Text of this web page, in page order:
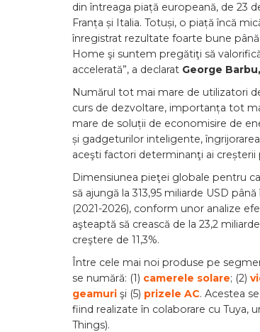
din întreaga piață europeană, de 23
Franța și Italia. Totuși, o piață încă
înregistrat rezultate foarte bune
Home şi suntem pregătiţi să
accelerată”, a declarat George
Numărul tot mai mare de utilizatori
curs de dezvoltare, importanța tot
mare de soluții de economisire de
și gadgeturilor inteligente,
aceşti factori determinanţi ai
Dimensiunea pieţei globale pentru
să ajungă la 313,95 miliarde USD
(2021-2026), conform unor analize
aşteaptă să crească de la 23,2
creştere de 11,3%.
Între cele mai noi produse pe
se numără: (1) camerele solare; (2)
geamuri şi (5) prizele AC. Acestea
fiind realizate în colaborare cu Tuya,
Things).